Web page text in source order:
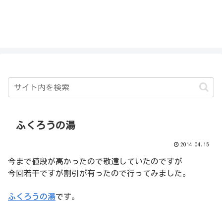
ふくろうの湯
2014.04.15
今まで値段が高かったので敬遠していたのですが
今回若干ですが割引が有ったので行ってみました。
ふくろうの湯です。